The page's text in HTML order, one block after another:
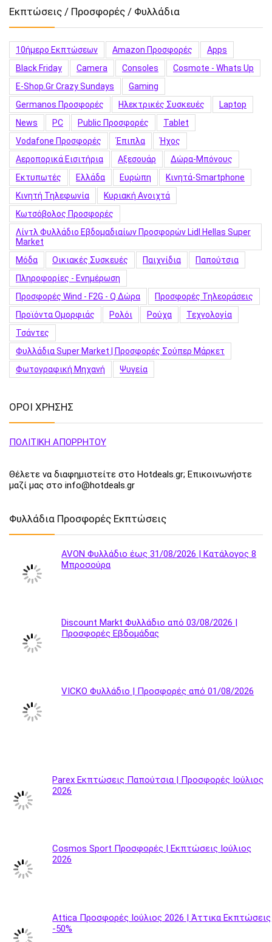
Εκπτώσεις / Προσφορές / Φυλλάδια
10ήμερο Εκπτώσεων Amazon Προσφορές
Apps
Black Friday
Camera Consoles
Cosmote - Whats Up
E-Shop.gr Crazy Sundays
Gaming
Germanos Προσφορές
Hλεκτρικές Συσκευές
Laptop
News
PC Public Προσφορές
Tablet
Vodafone Προσφορές
Έπιπλα
Ήχος
Αεροπορικά Εισιτήρια
Αξεσουάρ
Δώρα-Μπόνους
Εκτυπωτές
Ελλάδα Ευρώπη
Κινητά-Smartphone
Κινητή Τηλεφωνία
Κυριακή Ανοιχτά
Κωτσόβολος Προσφορές
Λίντλ Φυλλάδιο Εβδομαδιαίων Προσφορών Lidl Hellas Super
Market
Μόδα
Οικιακές Συσκευές Παιχνίδια
Παπούτσια
Πληροφορίες - Ενημέρωση
Προσφορές Wind - F2G - Q Δώρα
Προσφορές Τηλεοράσεις
Προϊόντα Ομορφιάς
Ρολόι Ρούχα
Τεχνολογία
Τσάντες
Φυλλάδια Super Market | Προσφορές Σούπερ Μάρκετ
Φωτογραφική Μηχανή
Ψυγεία
ΟΡΟΙ ΧΡΗΣΗΣ
ΠΟΛΙΤΙΚΗ ΑΠΟΡΡΗΤΟΥ
Θέλετε να διαφημιστείτε στο Hotdeals.gr; Επικοινωνήστε
μαζί μας στο info@hotdeals.gr
Φυλλάδια Προσφορές Εκπτώσεις
AVON Φυλλάδιο έως 31/08/2026 | Κατάλογος 8
Μπροσούρα
Discount Markt Φυλλάδιο από 03/08/2026 |
Προσφορές Εβδομάδας
VICKO Φυλλάδιο | Προσφορές από 01/08/2026
Parex Εκπτώσεις Παπούτσια | Προσφορές Ιούλιος
2026
Cosmos Sport Προσφορές | Εκπτώσεις Ιούλιος
2026
Attica Προσφορές Ιούλιος 2026 | Άττικα Εκπτώσεις
-50%